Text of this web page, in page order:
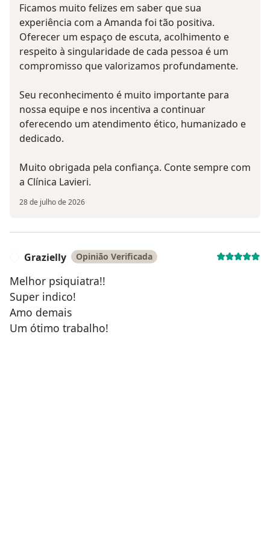
Ficamos muito felizes em saber que sua
experiência com a Amanda foi tão positiva.
Oferecer um espaço de escuta, acolhimento e
respeito à singularidade de cada pessoa é um
compromisso que valorizamos profundamente.
Seu reconhecimento é muito importante para
nossa equipe e nos incentiva a continuar
oferecendo um atendimento ético, humanizado e
dedicado.
Muito obrigada pela confiança. Conte sempre com
a Clínica Lavieri.
28 de julho de 2026
Grazielly Opinião Verificada
Melhor psiquiatra!!
Super indico!
Amo demais
Um ótimo trabalho!